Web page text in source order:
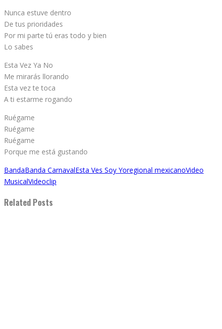
Nunca estuve dentro
De tus prioridades
Por mi parte tú eras todo y bien
Lo sabes
Esta Vez Ya No
Me mirarás llorando
Esta vez te toca
A ti estarme rogando
Ruégame
Ruégame
Ruégame
Porque me está gustando
BandaBanda CarnavalEsta Ves Soy Yoregional mexicanoVideo
MusicalVideoclip
Related Posts